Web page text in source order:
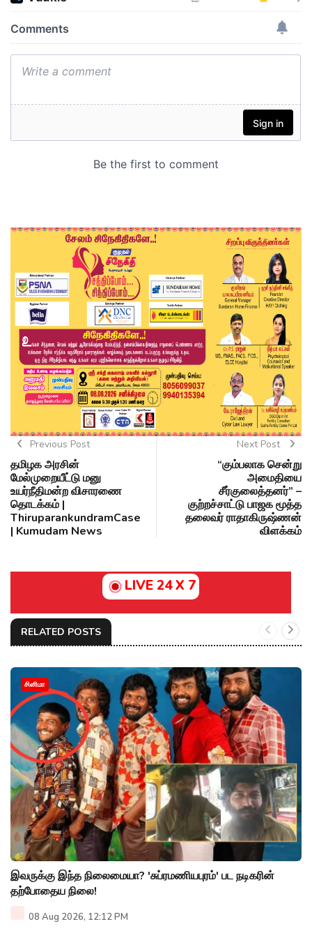
Previous Post
தமிழக அரசின்
மேல்முறையீட்டு மனு
உயர்நீதிமன்ற விசாரணை
தொடக்கம் |
ThiruparankundramCase
| Kumudam News
Next Post
“கும்பலாக சென்று
அமைதியை
சீர்குலைத்தனர்” –
குற்றச்சாட்டு பாஜக மூத்த
தலைவர் ராதாகிருஷ்ணன்
விளக்கம்
LIVE 24 X 7
RELATED POSTS
சினிமா
இவருக்கு இந்த நிலைமையா? 'சுப்ரமணியபுரம்' பட நடிகரின்
தற்போதைய நிலை!
08 Aug 2026, 12:12 PM